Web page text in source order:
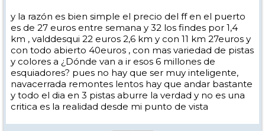
y la razón es bien simple el precio del ff en el puerto
es de 27 euros entre semana y 32 los findes por 1,4
km , valddesqui 22 euros 2,6 km y con 11 km 27euros y
con todo abierto 40euros , con mas variedad de pistas
y colores a ¿Dónde van a ir esos 6 millones de
esquiadores? pues no hay que ser muy inteligente,
navacerrada remontes lentos hay que andar bastante
y todo el dia en 3 pistas aburre la verdad y no es una
critica es la realidad desde mi punto de vista